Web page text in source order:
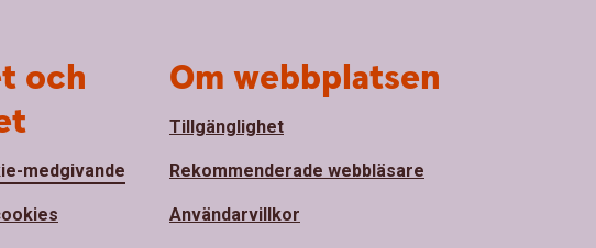
och
medgivande
Om webbplatsen
Tillgänglighet
Rekommenderade webbläsare
Användarvillkor